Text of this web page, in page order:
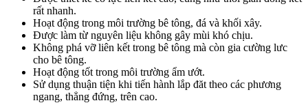
rất nhanh.
Hoạt động trong môi trường bê tông, đá và khối xây.
Được làm từ nguyên liệu không gây mùi khó chịu.
Không phá vỡ liên kết trong bê tông mà còn gia cường lưc
cho bê tông.
Hoạt động tốt trong môi trường ẩm ướt.
Sử dụng thuận tiện khi tiến hành lắp đăt theo các phương
ngang, thẳng đứng, trên cao.